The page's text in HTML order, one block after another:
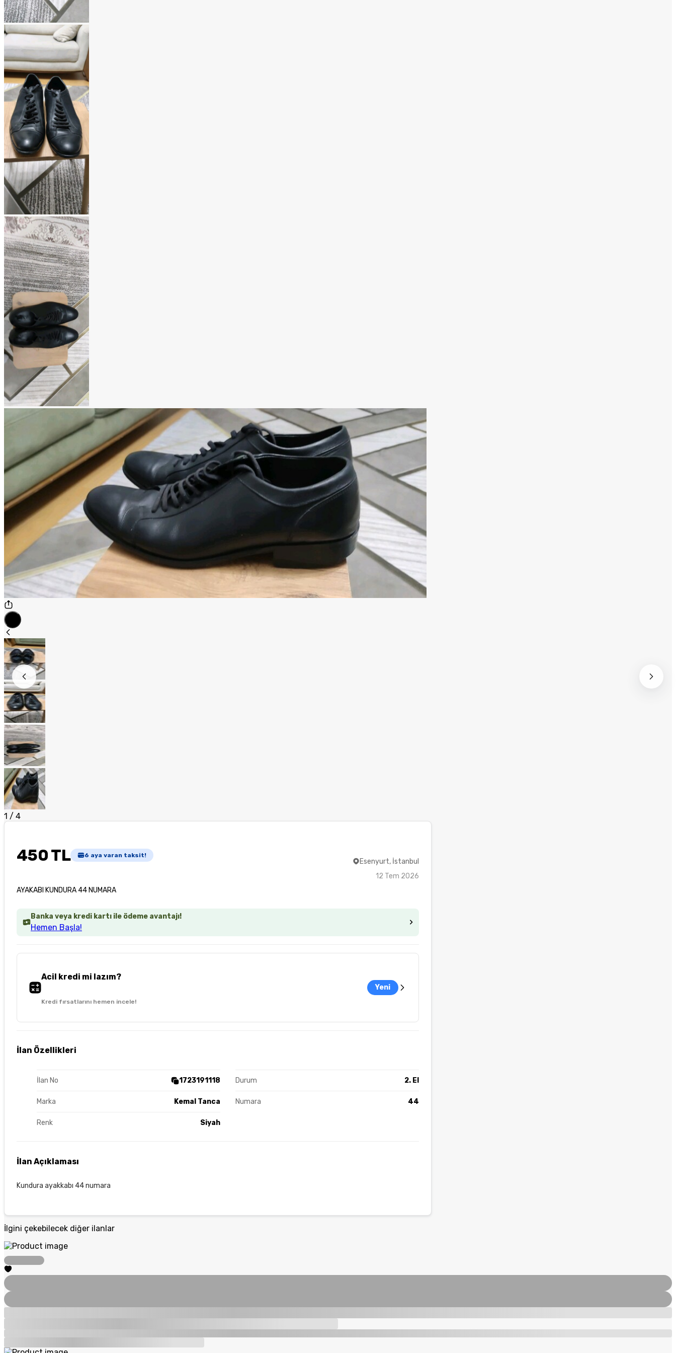
1 / 4
450 TL 6 aya varan taksit!
AYAKABI KUNDURA 44 NUMARA
Esenyurt, İstanbul
12 Tem 2026
Banka veya kredi kartı ile ödeme avantajı!
Hemen Başla!
Acil kredi mi lazım?
Kredi fırsatlarını hemen incele!
Yeni
İlan Özellikleri
İlan No 1723191118 Durum 2. El
Marka Kemal Tanca Numara 44
Renk Siyah
İlan Açıklaması
Kundura ayakkabı 44 numara
İlgini çekebilecek diğer ilanlar